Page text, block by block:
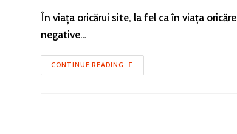
În viața oricărui site, la fel ca în viața
negative…
CONTINUE READING